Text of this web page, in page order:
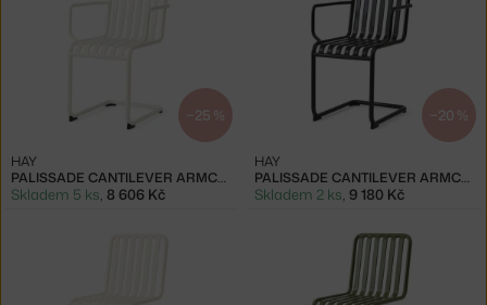
−25 %
PALISSADE CANTILEVER ARMCHAIR, CREAM WHITE
HAY
Skladem 5 ks, 8 606 Kč
−20 %
PALISSADE CANTILEVER ARMCHAIR, ANTHRACITE
HAY
Skladem 2 ks, 9 180 Kč